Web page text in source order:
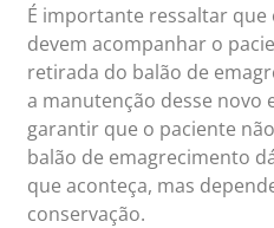
É importante ressaltar que
devem acompanhar o
retirada do balão de
a manutenção desse novo
garantir que o paciente
balão de emagrecimento
que aconteça, mas
conservação.